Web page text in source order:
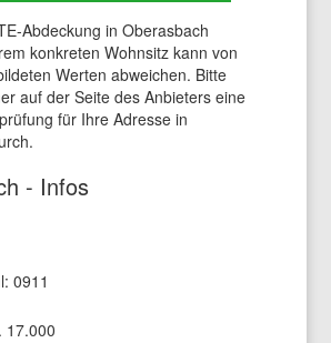
Abdeckung in Oberasbach
konkreten Wohnsitz kann von
Werten abweichen. Bitte
auf der Seite des Anbieters eine
für Ihre Adresse in
- Infos
0911
17.000